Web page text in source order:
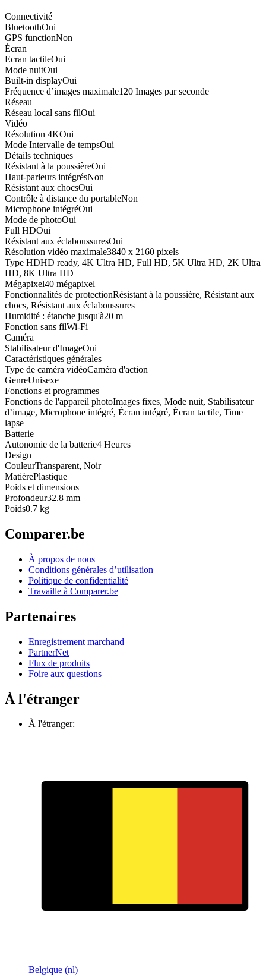
Connectivité
BluetoothOui
GPS functionNon
Écran
Ecran tactileOui
Mode nuitOui
Built-in displayOui
Fréquence d’images maximale120 Images par seconde
Réseau
Réseau local sans filOui
Vidéo
Résolution 4KOui
Mode Intervalle de tempsOui
Détails techniques
Résistant à la poussièreOui
Haut-parleurs intégrésNon
Résistant aux chocsOui
Contrôle à distance du portableNon
Microphone intégréOui
Mode de photoOui
Full HDOui
Résistant aux éclaboussuresOui
Résolution vidéo maximale3840 x 2160 pixels
Type HDHD ready, 4K Ultra HD, Full HD, 5K Ultra HD, 2K Ultra
HD, 8K Ultra HD
Mégapixel40 mégapixel
Fonctionnalités de protectionRésistant à la poussière, Résistant aux
chocs, Résistant aux éclaboussures
Humidité : étanche jusqu'à20 m
Fonction sans filWi-Fi
Caméra
Stabilisateur d'ImageOui
Caractéristiques générales
Type de caméra vidéoCaméra d'action
GenreUnisexe
Fonctions et programmes
Fonctions de l'appareil photoImages fixes, Mode nuit, Stabilisateur
d’image, Microphone intégré, Écran intégré, Écran tactile, Time
lapse
Batterie
Autonomie de la batterie4 Heures
Design
CouleurTransparent, Noir
MatièrePlastique
Poids et dimensions
Profondeur32.8 mm
Poids0.7 kg
Comparer.be
À propos de nous
Conditions générales d’utilisation
Politique de confidentialité
Travaille à Comparer.be
Partenaires
Enregistrement marchand
PartnerNet
Flux de produits
Foire aux questions
À l'étranger
À l'étranger:
Belgique (nl)